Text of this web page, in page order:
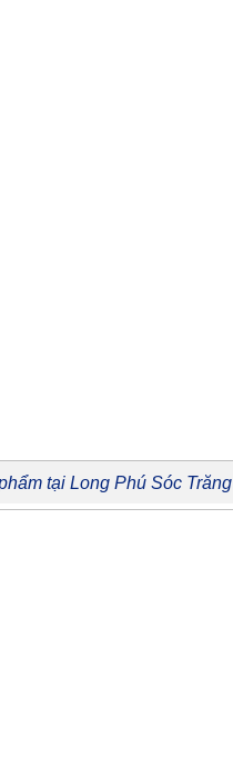
tại Long Phú Sóc Trăng